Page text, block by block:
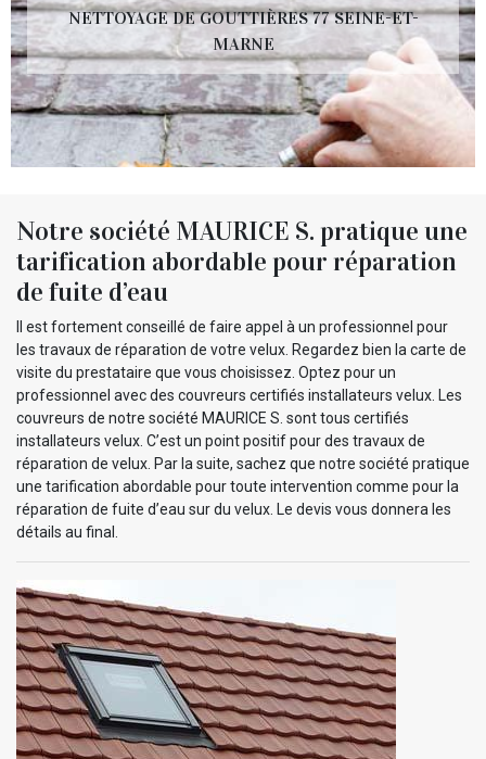
NETTOYAGE DE GOUTTIÈRES 77 SEINE-ET-
MARNE
Notre société MAURICE S. pratique une
tarification abordable pour réparation
de fuite d’eau
Il est fortement conseillé de faire appel à un professionnel pour
les travaux de réparation de votre velux. Regardez bien la carte de
visite du prestataire que vous choisissez. Optez pour un
professionnel avec des couvreurs certifiés installateurs velux. Les
couvreurs de notre société MAURICE S. sont tous certifiés
installateurs velux. C’est un point positif pour des travaux de
réparation de velux. Par la suite, sachez que notre société pratique
une tarification abordable pour toute intervention comme pour la
réparation de fuite d’eau sur du velux. Le devis vous donnera les
détails au final.